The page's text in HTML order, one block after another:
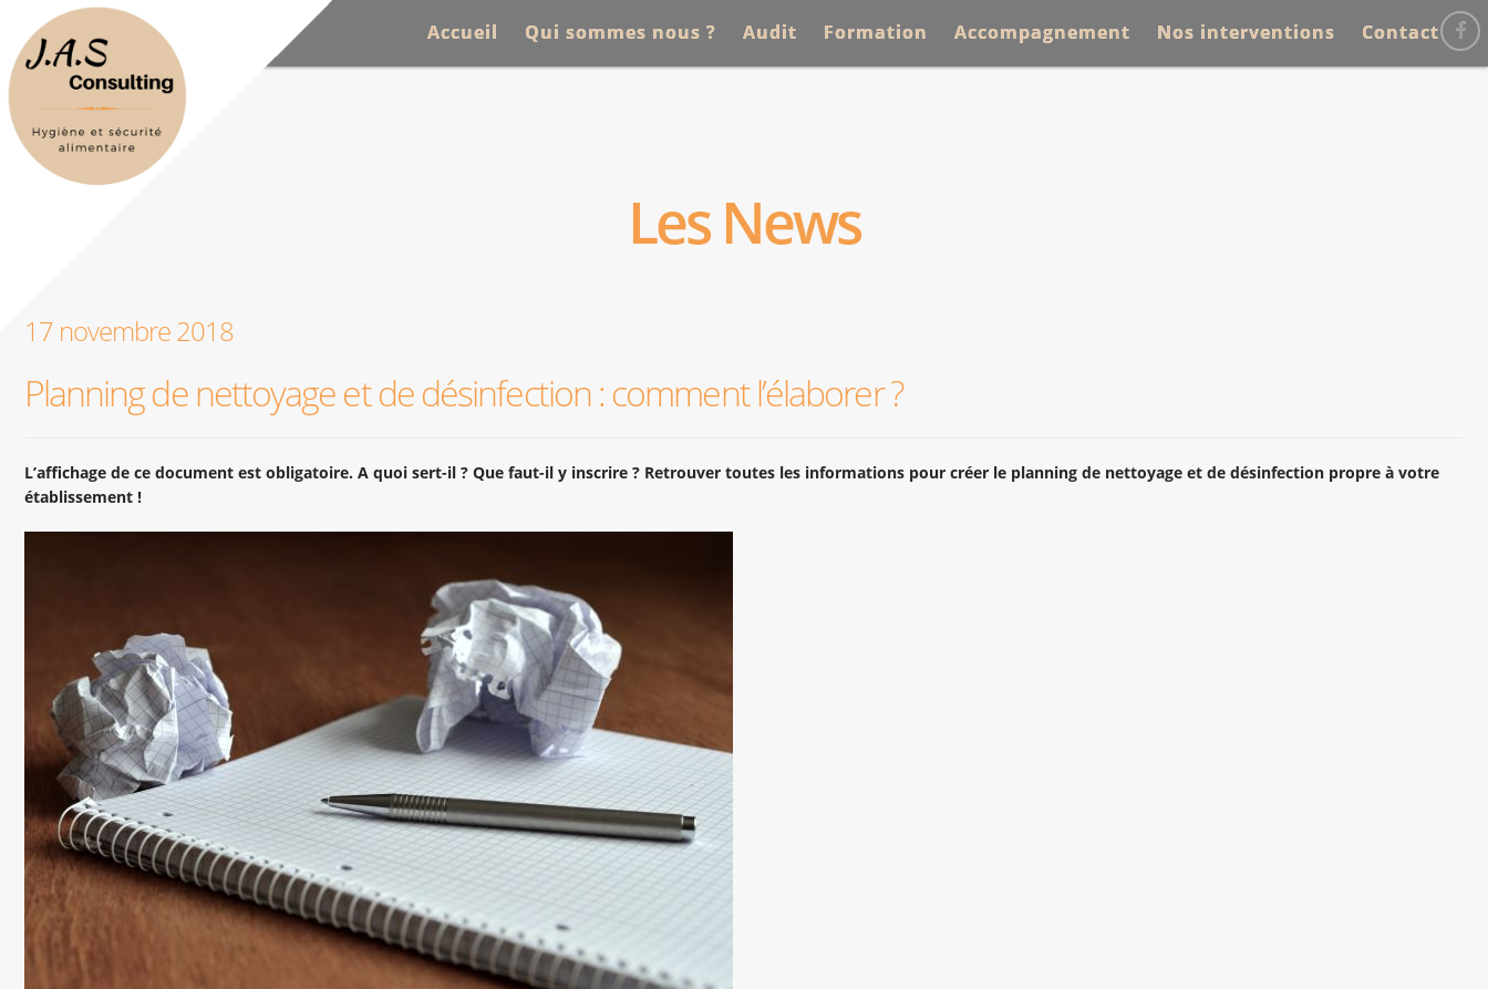
Accueil Qui sommes nous ? Audit Formation Accompagnement Nos interventions Contact
Les News
17 novembre 2018
Planning de nettoyage et de désinfection : comment l’élaborer ?
L’affichage de ce document est obligatoire. A quoi sert-il ? Que faut-il y inscrire ? Retrouver toutes les informations pour créer le planning de nettoyage et de désinfection propre à votre
établissement !